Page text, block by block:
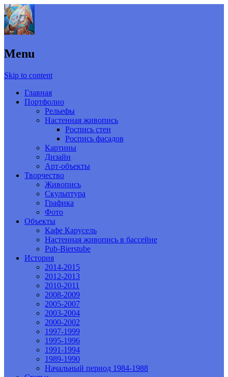
Menu
Skip to content
Главная
Портфолио
Рельефы
Настенная живопись
Роспись стен
Роспись фасадов
Картины
Дизайн
Арт-объекты
Творчество
Живопись
Скульптура
Графика
Фото
Объекты
Кафе Карусель
Настенная живопись в бассейне
Pub-Bierstube
История
2014-2015
2012-2013
2010-2011
2008-2009
2005-2007
2003-2004
2000-2002
1997-1999
1995-1996
1991-1994
1989-1990
Начальный период 1984-1988